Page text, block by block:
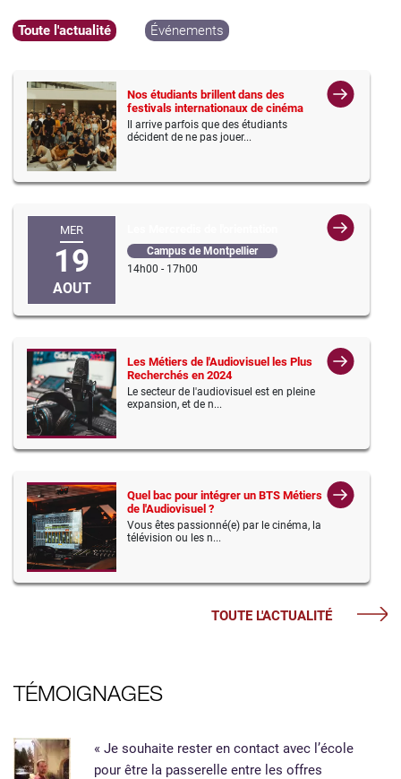
Toute l'actualité Événements
Nos étudiants brillent dans des
festivals internationaux de cinéma
Il arrive parfois que des étudiants
décident de ne pas jouer...
MER
19
AOUT
Campus de Montpellier
14h00 - 17h00
Les Métiers de l'Audiovisuel les Plus
Recherchés en 2024
Le secteur de l'audiovisuel est en pleine
expansion, et de n...
Quel bac pour intégrer un BTS Métiers
de l'Audiovisuel ?
Vous êtes passionné(e) par le cinéma, la
télévision ou les n...
TOUTE L'ACTUALITÉ
TÉMOIGNAGES
« Je souhaite rester en contact avec l’école
pour être la passerelle entre les offres